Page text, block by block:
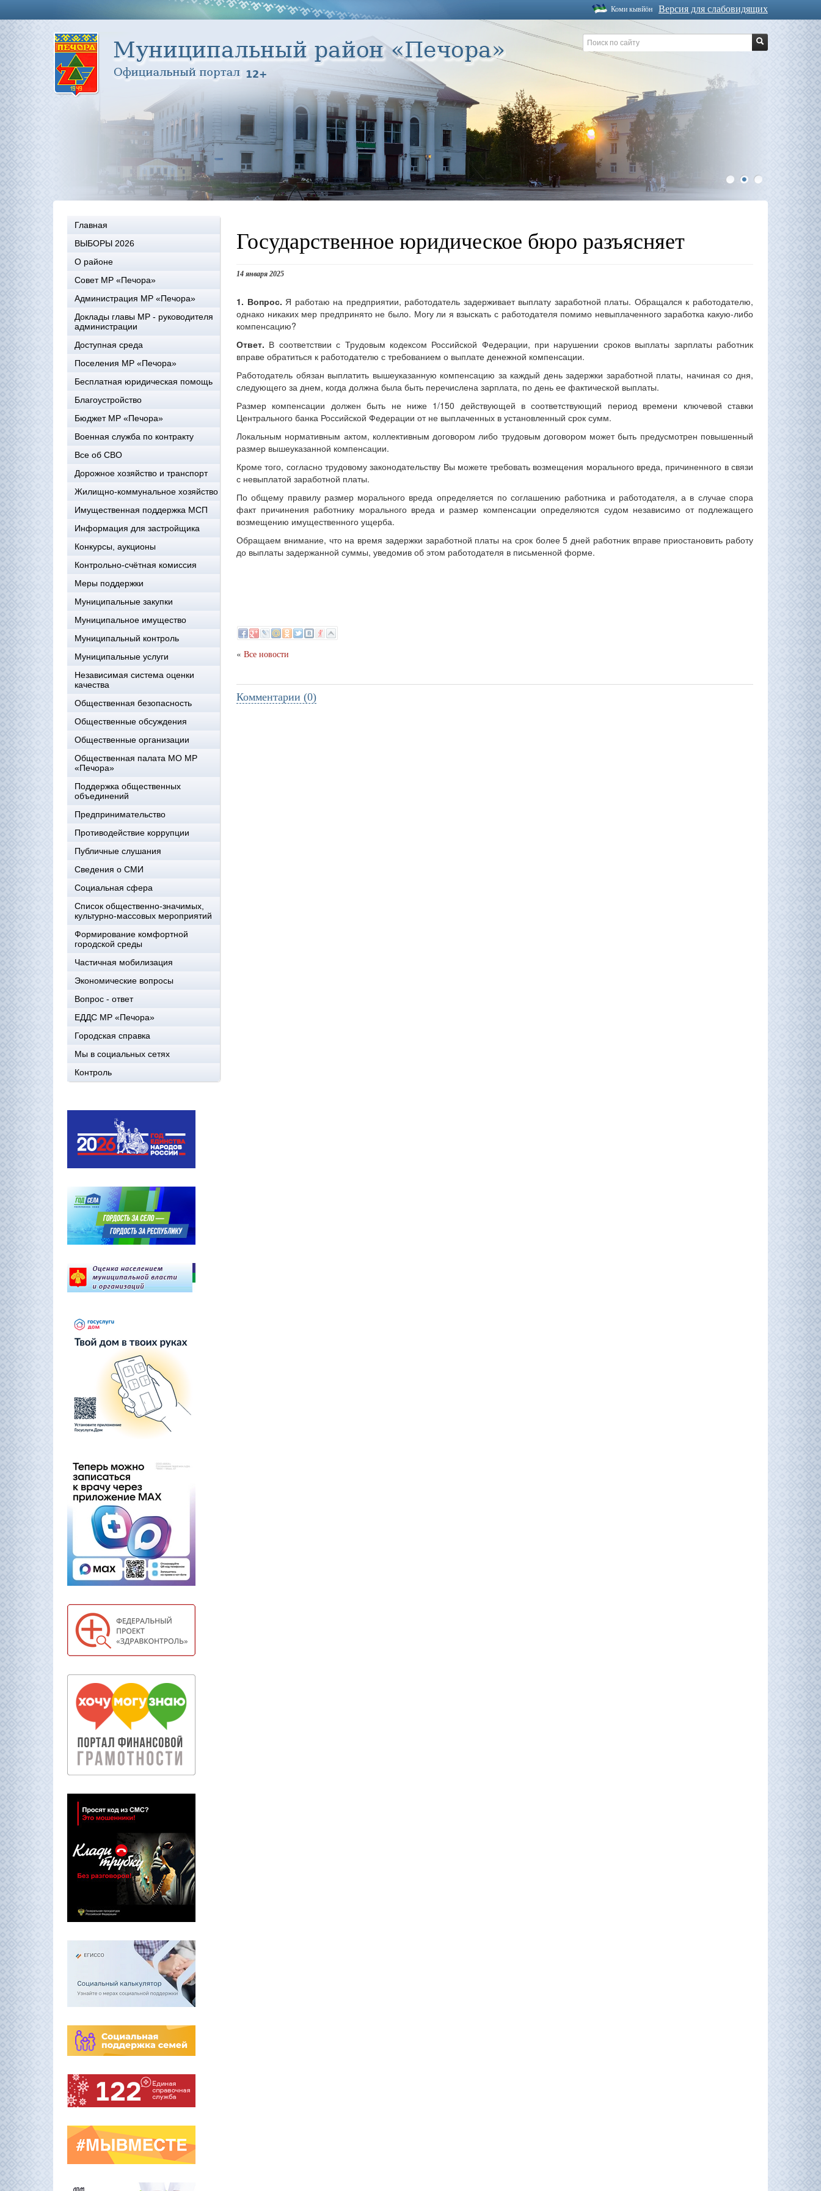
Версия для слабовидящих
Коми кывйöн
1 2 3
Главная
ВЫБОРЫ 2026
О районе
Совет МР «Печора»
Администрация МР «Печора»
Доклады главы МР - руководителя
администрации
Доступная среда
Поселения МР «Печора»
Бесплатная юридическая помощь
Благоустройство
Бюджет МР «Печора»
Военная служба по контракту
Все об СВО
Дорожное хозяйство и транспорт
Жилищно-коммунальное хозяйство
Имущественная поддержка МСП
Информация для застройщика
Конкурсы, аукционы
Контрольно-счётная комиссия
Меры поддержки
Муниципальные закупки
Муниципальное имущество
Муниципальный контроль
Муниципальные услуги
Независимая система оценки
качества
Общественная безопасность
Общественные обсуждения
Общественные организации
Общественная палата МО МР
«Печора»
Поддержка общественных
объединений
Предпринимательство
Противодействие коррупции
Публичные слушания
Сведения о СМИ
Социальная сфера
Список общественно-значимых,
культурно-массовых мероприятий
Формирование комфортной
городской среды
Частичная мобилизация
Экономические вопросы
Вопрос - ответ
ЕДДС МР «Печора»
Городская справка
Мы в социальных сетях
Контроль
Государственное юридическое бюро разъясняет
14 января 2025
1. Вопрос. Я работаю на предприятии, работодатель задерживает выплату заработной платы. Обращался к работодателю,
однако никаких мер предпринято не было. Могу ли я взыскать с работодателя помимо невыплаченного заработка какую-либо
компенсацию?
Ответ. В соответствии с Трудовым кодексом Российской Федерации, при нарушении сроков выплаты зарплаты работник
вправе обратиться к работодателю с требованием о выплате денежной компенсации.
Работодатель обязан выплатить вышеуказанную компенсацию за каждый день задержки заработной платы, начиная со дня,
следующего за днем, когда должна была быть перечислена зарплата, по день ее фактической выплаты.
Размер компенсации должен быть не ниже 1/150 действующей в соответствующий период времени ключевой ставки
Центрального банка Российской Федерации от не выплаченных в установленный срок сумм.
Локальным нормативным актом, коллективным договором либо трудовым договором может быть предусмотрен повышенный
размер вышеуказанной компенсации.
Кроме того, согласно трудовому законодательству Вы можете требовать возмещения морального вреда, причиненного в связи
с невыплатой заработной платы.
По общему правилу размер морального вреда определяется по соглашению работника и работодателя, а в случае спора
факт причинения работнику морального вреда и размер компенсации определяются судом независимо от подлежащего
возмещению имущественного ущерба.
Обращаем внимание, что на время задержки заработной платы на срок более 5 дней работник вправе приостановить работу
до выплаты задержанной суммы, уведомив об этом работодателя в письменной форме.
« Все новости
Комментарии (0)